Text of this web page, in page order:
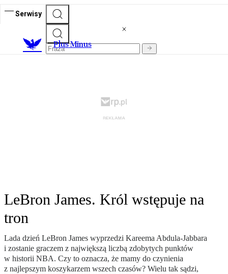
Serwisy
Plus Minus
LeBron James. Król wstępuje na
tron
Lada dzień LeBron James wyprzedzi Kareema Abdula-Jabbara
i zostanie graczem z największą liczbą zdobytych punktów
w historii NBA. Czy to oznacza, że mamy do czynienia
z najlepszym koszykarzem wszech czasów? Wielu tak sądzi,